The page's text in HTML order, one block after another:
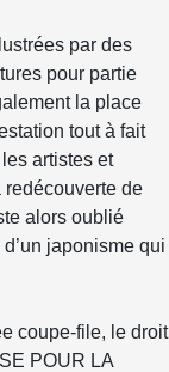
par des
pour partie
la place
tout à fait
artistes et
de
alors oublié
japonisme qui
coupe-file, le droit
POUR LA